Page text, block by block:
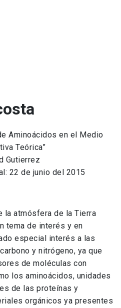
Aminoácidos en el Medio
Teórica”
Gutierrez
22 de junio del 2015
la atmósfera de la Tierra
tema de interés y en
especial interés a las
y nitrógeno, ya que
de moléculas con
los aminoácidos, unidades
de las proteínas y
orgánicos ya presentes